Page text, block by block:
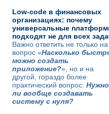
Low-code в финансовых
организациях: почему
универсальные
подходят не для всех
Важно ответить не только на
вопрос «Насколько
можно создать
приложение?», но и на
другой, гораздо более
практический вопрос: Нужно
ли вообще создавать
систему с нуля?